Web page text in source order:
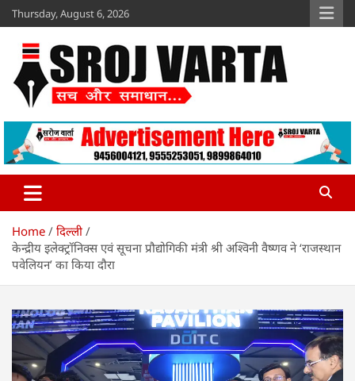
Skip
to
content
Thursday, August 6, 2026
Sroj Varta
www.srojvarta.in
Home
दिल्ली
केन्द्रीय इलेक्ट्रॉनिक्स एवं सूचना प्रौद्योगिकी मंत्री श्री अश्विनी वैष्णव ने ‘राजस्थान
पवेलियन’ का किया दौरा